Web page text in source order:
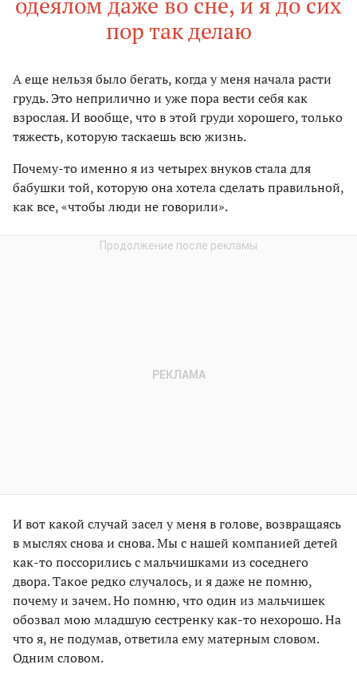
пор так делаю
А еще нельзя было бегать, когда у меня начала расти
грудь. Это неприлично и уже пора вести себя как
взрослая. И вообще, что в этой груди хорошего, только
тяжесть, которую таскаешь всю жизнь.
Почему-то именно я из четырех внуков стала для
бабушки той, которую она хотела сделать правильной,
как все, «чтобы люди не говорили».
И вот какой случай засел у меня в голове, возвращаясь
в мыслях снова и снова. Мы с нашей компанией детей
как-то поссорились с мальчишками из соседнего
двора. Такое редко случалось, и я даже не помню,
почему и зачем. Но помню, что один из мальчишек
обозвал мою младшую сестренку как-то нехорошо. На
что я, не подумав, ответила ему матерным словом.
Одним словом.